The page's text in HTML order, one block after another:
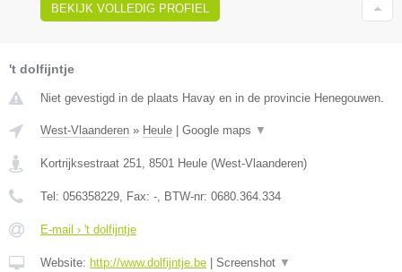
BEKIJK VOLLEDIG PROFIEL
't dolfijntje
Niet gevestigd in de plaats Havay en in de provincie Henegouwen.
West-Vlaanderen » Heule | Google maps ▼
Kortrijksestraat 251 8501 Heule (West-Vlaanderen)
Tel: 056358229 , Fax: - , BTW-nr: 0680.364.334
E-mail › 't dolfijntje
Website: http://www.dolfijntje.be | Screenshot ▼